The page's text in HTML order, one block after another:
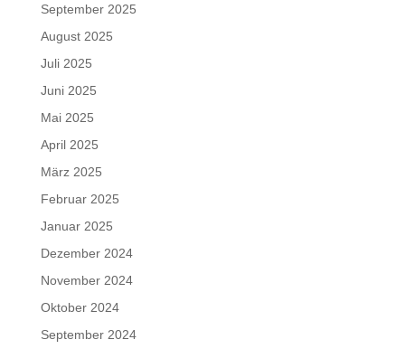
September 2025
August 2025
Juli 2025
Juni 2025
Mai 2025
April 2025
März 2025
Februar 2025
Januar 2025
Dezember 2024
November 2024
Oktober 2024
September 2024